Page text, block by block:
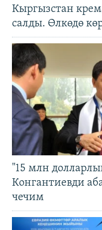
Кыргызстан
салды. Өлкөдө
"15 млн
Конгантиевди
чечим